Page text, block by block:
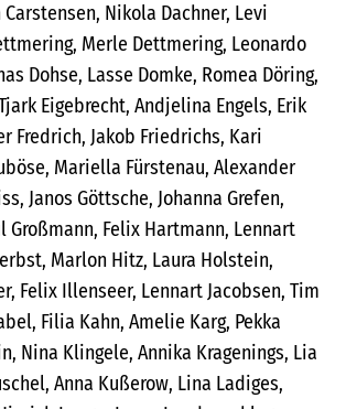
Nikola Dachner, Levi
Merle Dettmering, Leonardo
Dohse, Lasse Domke, Romea Döring,
Eigebrecht, Andjelina Engels, Erik
Fredrich, Jakob Friedrichs, Kari
Mariella Fürstenau, Alexander
Janos Göttsche, Johanna Grefen,
Großmann, Felix Hartmann, Lennart
Marlon Hitz, Laura Holstein,
Felix Illenseer, Lennart Jacobsen, Tim
Filia Kahn, Amelie Karg, Pekka
Nina Klingele, Annika Kragenings, Lia
Anna Kußerow, Lina Ladiges,